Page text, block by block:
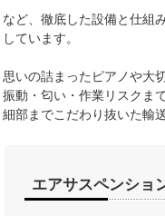
など、徹底した設備と仕組
しています。
思いの詰まったピアノや大
振動・匂い・作業リスクま
細部までこだわり抜いた輸
エアサスペンショ